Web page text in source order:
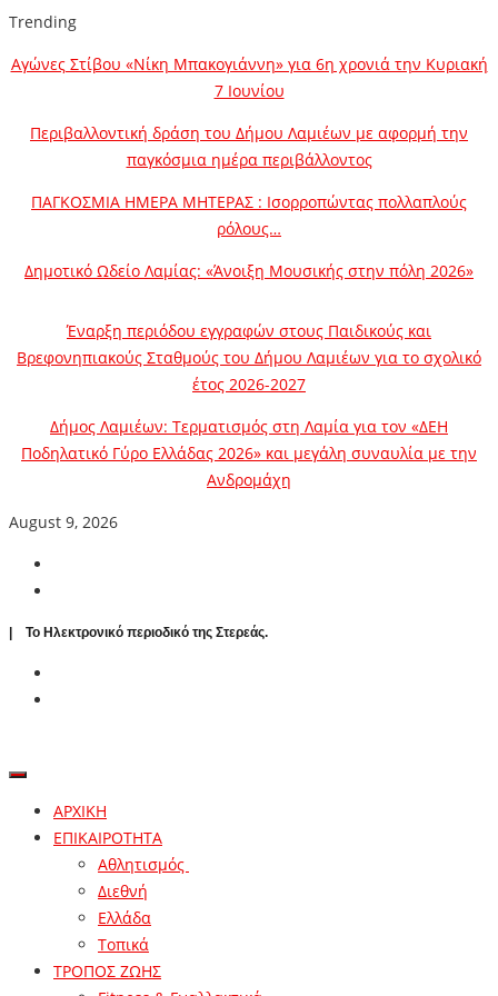
Trending
Αγώνες Στίβου «Νίκη Μπακογιάννη» για 6η χρονιά την Κυριακή
7 Ιουνίου
Περιβαλλοντική δράση του Δήμου Λαμιέων με αφορμή την
παγκόσμια ημέρα περιβάλλοντος
ΠΑΓΚΟΣΜΙΑ ΗΜΕΡΑ ΜΗΤΕΡΑΣ : Ισορροπώντας πολλαπλούς
ρόλους…
Δημοτικό Ωδείο Λαμίας: «Άνοιξη Μουσικής στην πόλη 2026»
Έναρξη περιόδου εγγραφών στους Παιδικούς και
Βρεφονηπιακούς Σταθμούς του Δήμου Λαμιέων για το σχολικό
έτος 2026-2027
Δήμος Λαμιέων: Τερματισμός στη Λαμία για τον «ΔΕΗ
Ποδηλατικό Γύρο Ελλάδας 2026» και μεγάλη συναυλία με την
Ανδρομάχη
August 9, 2026
| To Ηλεκτρονικό περιοδικό της Στερεάς.
ΑΡΧΙΚΗ
ΕΠΙΚΑΙΡΟΤΗΤΑ
Αθλητισμός
Διεθνή
Ελλάδα
Τοπικά
ΤΡΟΠΟΣ ΖΩΗΣ